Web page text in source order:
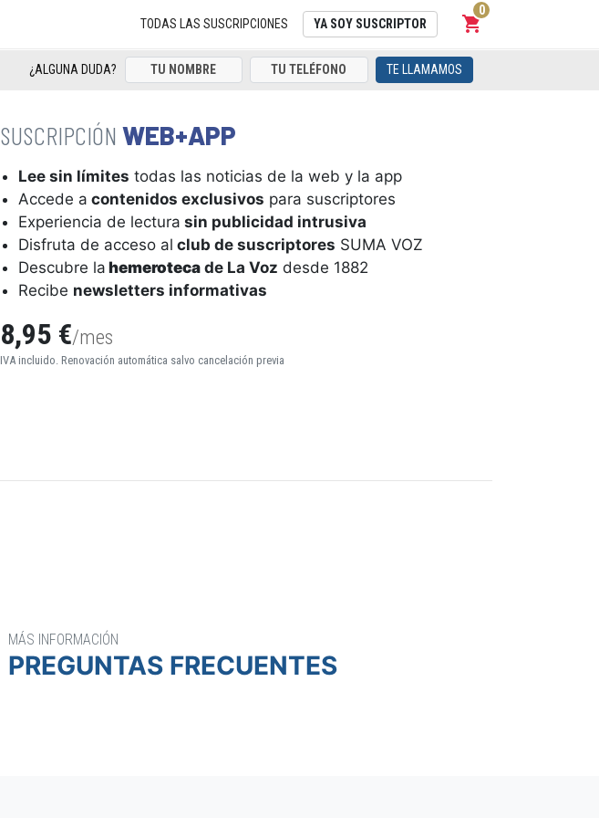
TODAS LAS SUSCRIPCIONES YA SOY SUSCRIPTOR shopping_cart
Carrito
0
¿ALGUNA DUDA? TE LLAMAMOS
WEB+APP
Lee sin límites todas las noticias de la web y la app
Accede a contenidos exclusivos para suscriptores
Experiencia de lectura sin publicidad intrusiva
Disfruta de acceso al club de suscriptores SUMA VOZ
Descubre la hemeroteca de La Voz desde 1882
Recibe newsletters informativas
8,95 €/mes
IVA incluido. Renovación automática salvo cancelación previa
MÁS INFORMACIÓN
PREGUNTAS FRECUENTES